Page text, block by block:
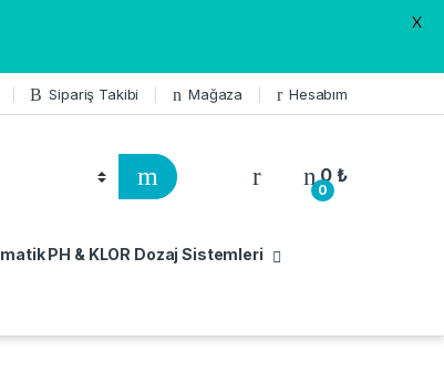
Sipariş Takibi Mağaza Hesabım
0
0₺
PH & KLOR Dozaj Sistemleri
X